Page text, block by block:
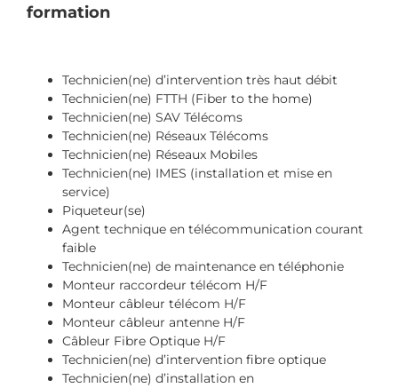
formation
Technicien(ne) d’intervention très haut débit
Technicien(ne) FTTH (Fiber to the home)
Technicien(ne) SAV Télécoms
Technicien(ne) Réseaux Télécoms
Technicien(ne) Réseaux Mobiles
Technicien(ne) IMES (installation et mise en
service)
Piqueteur(se)
Agent technique en télécommunication courant
faible
Technicien(ne) de maintenance en téléphonie
Monteur raccordeur télécom H/F
Monteur câbleur télécom H/F
Monteur câbleur antenne H/F
Câbleur Fibre Optique H/F
Technicien(ne) d’intervention fibre optique
Technicien(ne) d’installation en